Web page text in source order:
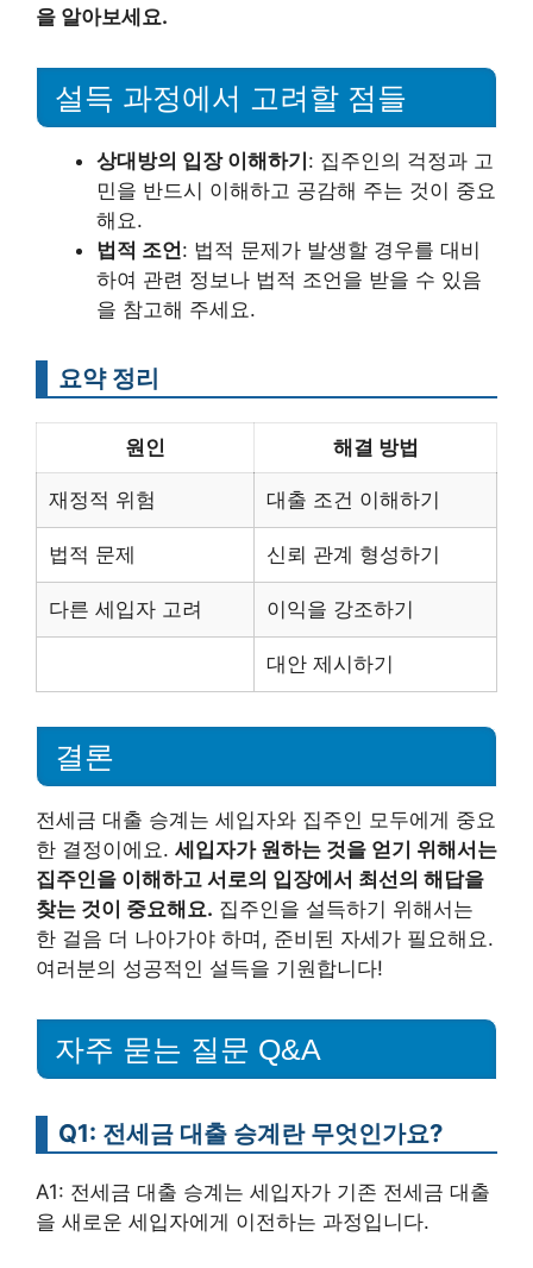
을 알아보세요.
설득 과정에서 고려할 점들
상대방의 입장 이해하기: 집주인의 걱정과 고
민을 반드시 이해하고 공감해 주는 것이 중요
해요.
법적 조언: 법적 문제가 발생할 경우를 대비
하여 관련 정보나 법적 조언을 받을 수 있음
을 참고해 주세요.
요약 정리
원인 해결 방법
재정적 위험 대출 조건 이해하기
법적 문제 신뢰 관계 형성하기
다른 세입자 고려 이익을 강조하기
대안 제시하기
결론
전세금 대출 승계는 세입자와 집주인 모두에게 중요
한 결정이에요. 세입자가 원하는 것을 얻기 위해서는
집주인을 이해하고 서로의 입장에서 최선의 해답을
찾는 것이 중요해요. 집주인을 설득하기 위해서는
한 걸음 더 나아가야 하며, 준비된 자세가 필요해요.
여러분의 성공적인 설득을 기원합니다!
자주 묻는 질문 Q&A
Q1: 전세금 대출 승계란 무엇인가요?
A1: 전세금 대출 승계는 세입자가 기존 전세금 대출
을 새로운 세입자에게 이전하는 과정입니다.